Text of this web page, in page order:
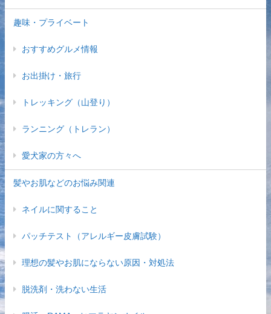
趣味・プライベート
おすすめグルメ情報
お出掛け・旅行
トレッキング（山登り）
ランニング（トレラン）
愛犬家の方々へ
髪やお肌などのお悩み関連
ネイルに関すること
パッチテスト（アレルギー皮膚試験）
理想の髪やお肌にならない原因・対処法
脱洗剤・洗わない生活